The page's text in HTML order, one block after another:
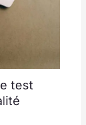
test